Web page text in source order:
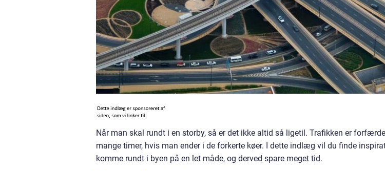
Når man skal rundt i en storby, så er det ikke altid så ligetil. Trafikken er
mange timer, hvis man ender i de forkerte køer. I dette indlæg vil du finde
komme rundt i byen på en let måde, og derved spare meget tid.